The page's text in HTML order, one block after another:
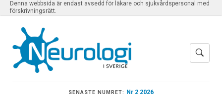
Denna webbsida är endast avsedd för läkare och sjukvårdspersonal med
förskrivningsrätt.
SENASTE NUMRET: Nr 2 2026